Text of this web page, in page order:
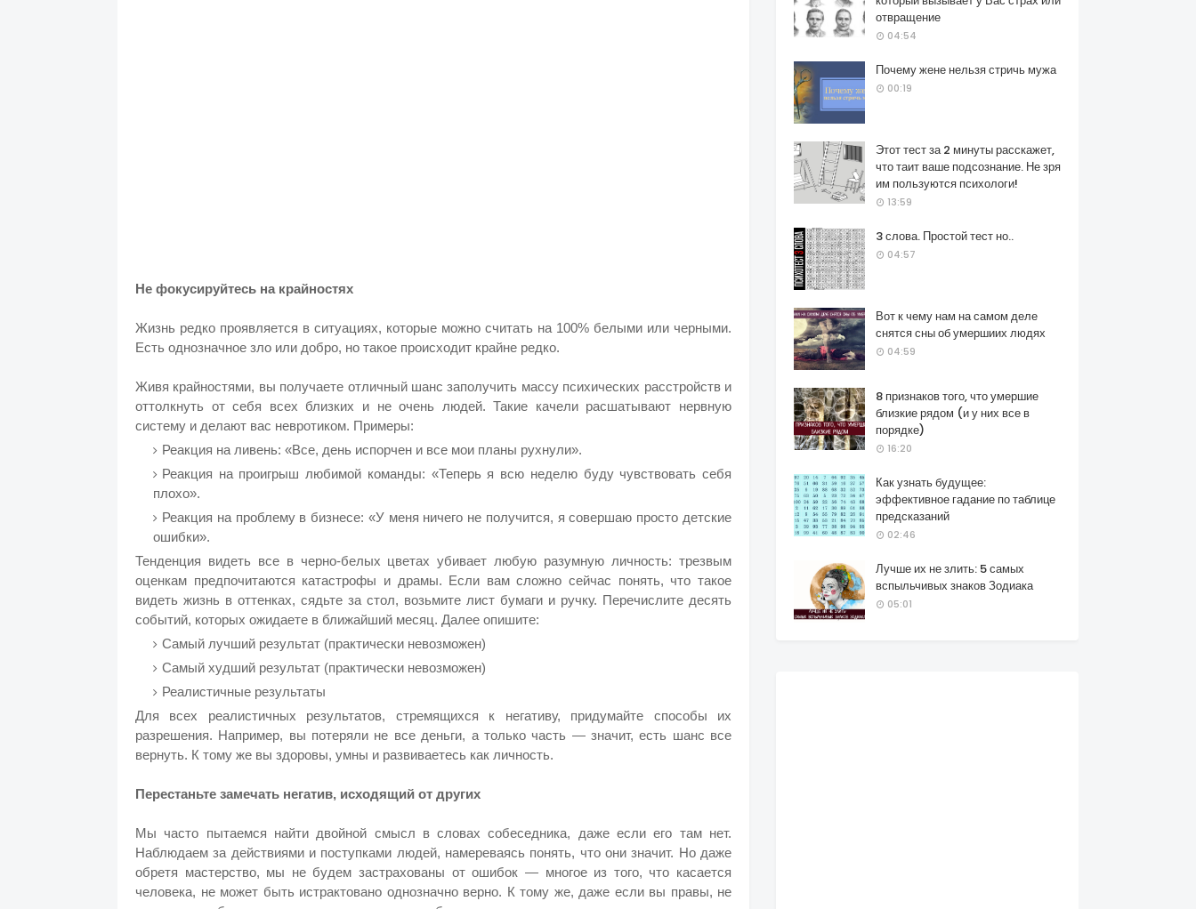
Не фокусируйтесь на крайностях
Жизнь редко проявляется в ситуациях, которые можно считать на 100% белыми или черными.
Есть однозначное зло или добро, но такое происходит крайне редко.
Живя крайностями, вы получаете отличный шанс заполучить массу психических расстройств и
оттолкнуть от себя всех близких и не очень людей. Такие качели расшатывают нервную
систему и делают вас невротиком. Примеры:
Реакция на ливень: «Все, день испорчен и все мои планы рухнули».
Реакция на проигрыш любимой команды: «Теперь я всю неделю буду чувствовать себя
плохо».
Реакция на проблему в бизнесе: «У меня ничего не получится, я совершаю просто детские
ошибки».
Тенденция видеть все в черно-белых цветах убивает любую разумную личность: трезвым
оценкам предпочитаются катастрофы и драмы. Если вам сложно сейчас понять, что такое
видеть жизнь в оттенках, сядьте за стол, возьмите лист бумаги и ручку. Перечислите десять
событий, которых ожидаете в ближайший месяц. Далее опишите:
Самый лучший результат (практически невозможен)
Самый худший результат (практически невозможен)
Реалистичные результаты
Для всех реалистичных результатов, стремящихся к негативу, придумайте способы их
разрешения. Например, вы потеряли не все деньги, а только часть — значит, есть шанс все
вернуть. К тому же вы здоровы, умны и развиваетесь как личность.
Перестаньте замечать негатив, исходящий от других
Мы часто пытаемся найти двойной смысл в словах собеседника, даже если его там нет.
Наблюдаем за действиями и поступками людей, намереваясь понять, что они значит. Но даже
обретя мастерство, мы не будем застрахованы от ошибок — многое из того, что касается
человека, не может быть истрактовано однозначно верно. К тому же, даже если вы правы, не
отвращение
04:54
Почему жене нельзя стричь мужа
00:19
Этот тест за 2 минуты расскажет,
что таит ваше подсознание. Не зря
им пользуются психологи!
13:59
3 слова. Простой тест но..
04:57
Вот к чему нам на самом деле
снятся сны об умершиих людях
04:59
8 признаков того, что умершие
близкие рядом (и у них все в
порядке)
16:20
Как узнать будущее:
эффективное гадание по таблице
предсказаний
02:46
Лучше их не злить: 5 самых
вспыльчивых знаков Зодиака
05:01